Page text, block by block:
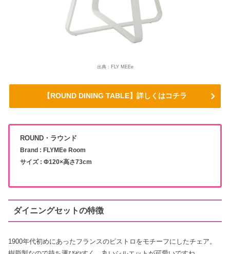
出典 : FLY MEEe
【ROUND DINING TABLE】詳しくはコチラ
ROUND・ラウンド
Brand : FLYMEe Room
サイズ : Φ120×高さ73cm
ダイニングセットの特徴
1900年代初めにあったフランスのビストロをモチーフにしたチェア。